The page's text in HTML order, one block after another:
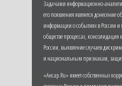
Задачами информационно-
его появления является донесение
информации о событиях в России
обществе процессах,
России, выявление случаев
и национальным признакам,
«Ансар.Ru» имеет собственных